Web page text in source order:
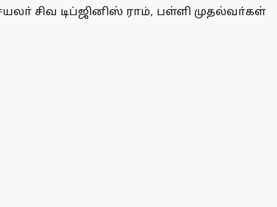
சிவ டிப்ஜினிஸ் ராம், பள்ளி முதல்வா்கள்